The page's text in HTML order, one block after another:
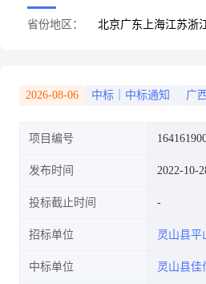
省份地区： 北京广东 上海江苏浙
2026-08-06 中标｜中标通知 广
项目编号
发布时间 2022-10-
投标截止时间
招标单位 灵山县平
中标单位 灵山县佳